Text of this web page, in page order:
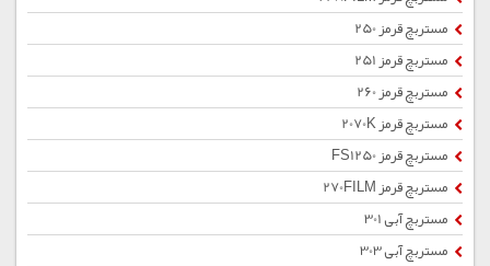
مستربچ قرمز 250
مستربچ قرمز 251
مستربچ قرمز 260
مستربچ قرمز 2070K
مستربچ قرمز FS1250
مستربچ قرمز 270FILM
مستربچ آبی 301
مستربچ آبی 303